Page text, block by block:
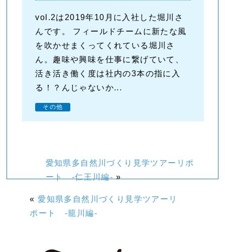
vol.2は2019年10月に入社した堀川さ
んです。 フィールドチームに新たな風
を吹かせまくってくれている堀川さ
ん。趣味や興味を仕事に繋げていて、
活き活き働く度は社内の3本の指に入
る！？んじゃないか...
その他
愛知県多自然川づくり見学ツアーリポ
ート -仁王川編-»
«愛知県多自然川づくり見学ツアーリ
ポート -籠川編-